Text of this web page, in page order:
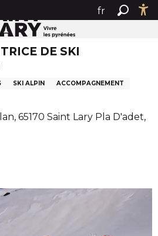
HIVER : PASSER EN MODE
ACTUELLE HIVER :
fr
DE SKI INDÉPENDANTE
DE SKI
SKI ALPIN
ACCOMPAGNEMENT
65170 Saint Lary Pla D'adet,